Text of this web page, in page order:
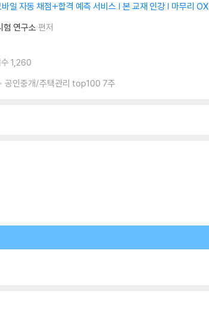
일 자동 채점+합격 예측 서비스 | 본 교재 인강 | 마무리 OX
험 연구소 편저
1,260
공인중개/주택관리 top100 7주